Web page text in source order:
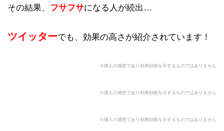
その結果、 フサフサになる人が続出…
ツイッターでも、効果の高さが紹介されています！
※個人の感想であり効果効能を示するものではありません
※個人の感想であり効果効能を示するものではありません
※個人の感想であり効果効能を示するものではありません